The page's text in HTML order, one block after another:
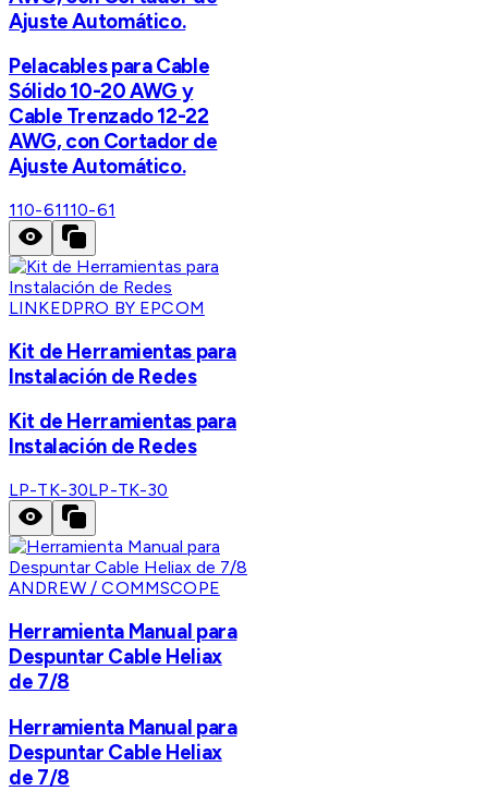
Ajuste Automático.
Pelacables para Cable
Sólido 10-20 AWG y
Cable Trenzado 12-22
AWG, con Cortador de
Ajuste Automático.
110-61110-61
LINKEDPRO BY EPCOM
Kit de Herramientas para
Instalación de Redes
Kit de Herramientas para
Instalación de Redes
LP-TK-30LP-TK-30
ANDREW / COMMSCOPE
Herramienta Manual para
Despuntar Cable Heliax
de 7/8
Herramienta Manual para
Despuntar Cable Heliax
de 7/8